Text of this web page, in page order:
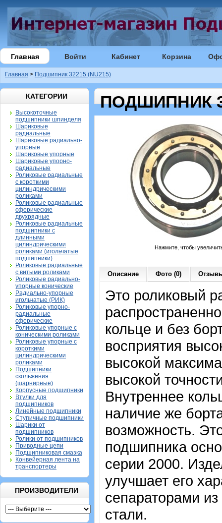
Главная Войти Кабинет Корзина
Главная > Подшипник 32215 (NU215)
КАТЕГОРИИ
Высокоточные
подшипники шпинделя
Шариковые
радиальные
Шариковые радиально-
упорные
Шариковые упорные
Шариковые упорно-
радиальные
Роликовые радиальные
с короткими
цилиндрическими
роликами
Роликовые радиальные
сферические
двухрядные
Роликовые радиальные
подшипники с
длинными
цилиндрическими
роликами (игольчатые
подшипники)
Роликовые радиальные
с витыми роликами
Роликовые радиально-
упорные конические
Радиально-упорные
игольчатые (РИК)
Роликовые упорно-
радиальные
сферические
Роликовые упорные с
коническими роликами
Роликовые упорные с
короткими
цилиндрическими
роликами
Подшипники
скольжения
(шарнирные)
Корпусные подшипники
Втулки для
подшипников
Линейные подшипники
Ступичные подшипники
Шарики от
подшипников
Ролики от подшипников
Приводные цепи
Подшипниковая смазка
Конвейерная лента на
транспортеры
ПРОИЗВОДИТЕЛИ
ПОДШИПНИК
Нажмите, чтобы
Описание Фото (0)
Это роликовый
кольце и без
восприятия
высокой
высокой
Внутреннее
наличие же
возможность.
подшипника
серии 2000.
улучшает его
сепараторами
стали.